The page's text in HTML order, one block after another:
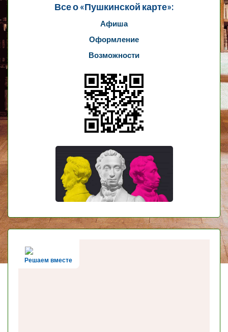
Все о «Пушкинской карте»:
Афиша
Оформление
Возможности
Решаем вместе